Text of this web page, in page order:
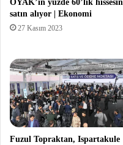
OYAK’ın yüzde 60’lık
satın alıyor | Ekonomi
27 Kasım 2023
Fuzul Topraktan, Ispartakule